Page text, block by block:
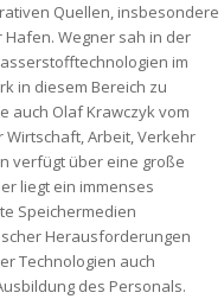
Quellen, insbesondere
Wegner sah in der
im
in diesem Bereich zu
auch Olaf Krawczyk vom
Arbeit, Verkehr
verfügt über eine große
liegt ein immenses
Speichermedien
Herausforderungen
Technologien auch
des Personals.